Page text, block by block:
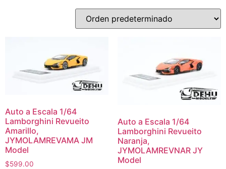
Auto a Escala 1/64
Lamborghini Revueito
Amarillo,
JYMOLAMREVAMA JM
Model
$599.00
Auto a Escala 1/64
Lamborghini Revueito
Naranja,
JYMOLAMREVNAR JY
Model